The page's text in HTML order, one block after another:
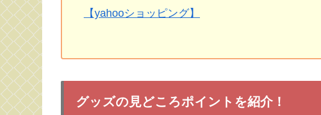
【yahooショッピング】
グッズの見どころポイントを紹介！